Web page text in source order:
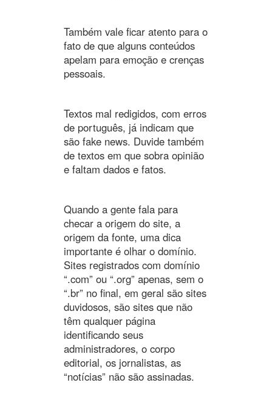
Também vale ficar atento para o
fato de que alguns conteúdos
apelam para emoção e crenças
pessoais.
Textos mal redigidos, com erros
de português, já indicam que
são fake news. Duvide também
de textos em que sobra opinião
e faltam dados e fatos.
Quando a gente fala para
checar a origem do site, a
origem da fonte, uma dica
importante é olhar o domínio.
Sites registrados com domínio
“.com” ou “.org” apenas, sem o
“.br” no final, em geral são sites
duvidosos, são sites que não
têm qualquer página
identificando seus
administradores, o corpo
editorial, os jornalistas, as
“notícias” não são assinadas.